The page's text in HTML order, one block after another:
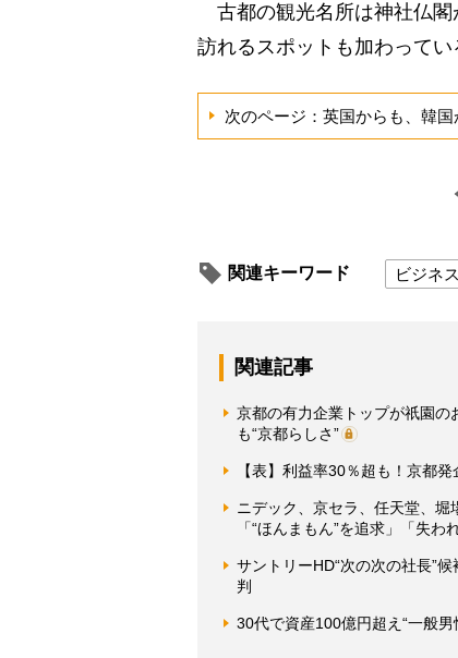
古都の観光名所は神社仏閣
訪れるスポットも加わってい
次のページ：英国からも、韓国
関連キーワード ビジネス
関連記事
京都の有力企業トップが祇園
も“京都らしさ”
【表】利益率30％超も！京都
ニデック、京セラ、任天堂、
「“ほんまもん”を追求」「失わ
サントリーHD“次の次の社長”
判
30代で資産100億円超え“一般